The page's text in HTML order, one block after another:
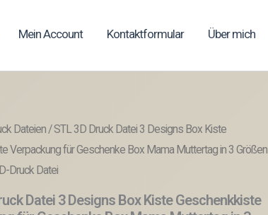
Mein Account Kontaktformular Über mich
Dateien/ STL 3D Druck Datei 3 Designs Box Kiste
Verpackung für Geschenke Box Mama Muttertag in 3 Größen
Druck Datei
Datei 3 Designs Box Kiste Geschenkkiste